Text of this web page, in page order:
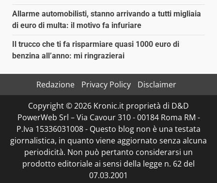
Allarme automobilisti, stanno arrivando a tutti migliaia
di euro di multa: il motivo fa infuriare
Il trucco che ti fa risparmiare quasi 1000 euro di
benzina all’anno: mi ringrazierai
Redazione Privacy Policy
Disclaimer
Copyright © 2026 Kronic.it proprietà di D&D
PowerWeb Srl – Via Cavour 310 - 00184 Roma RM -
P.Iva 15336031008 - Questo blog non è una testata
giornalistica, in quanto viene aggiornato senza alcuna
periodicità. Non può pertanto considerarsi un
prodotto editoriale ai sensi della legge n. 62 del
07.03.2001